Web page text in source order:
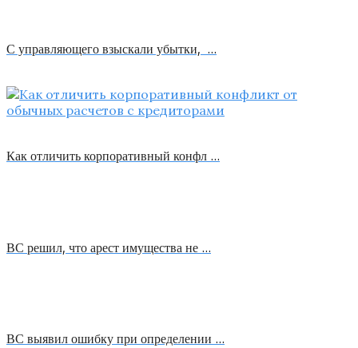
С управляющего взыскали убытки, …
Как отличить корпоративный конфл …
ВС решил, что арест имущества не …
ВС выявил ошибку при определении …